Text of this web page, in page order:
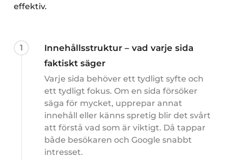
effektiv.
1
Innehållsstruktur – vad varje sida
faktiskt säger
Varje sida behöver ett tydligt syfte och
ett tydligt fokus. Om en sida försöker
säga för mycket, upprepar annat
innehåll eller känns spretig blir det svårt
att förstå vad som är viktigt. Då tappar
både besökaren och Google snabbt
intresset.